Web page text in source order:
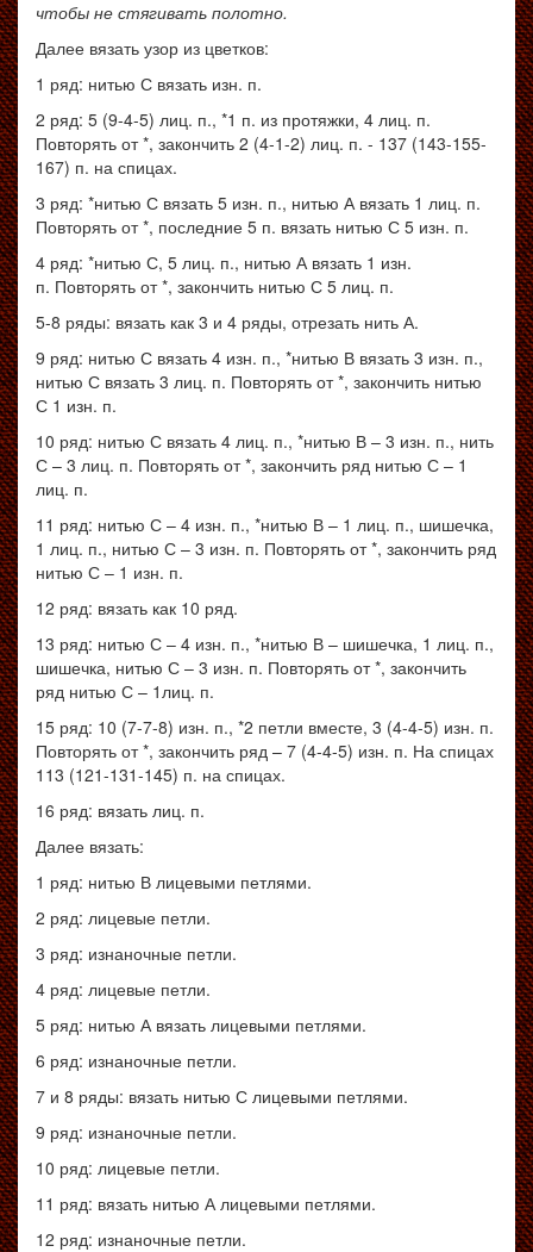
чтобы не стягивать полотно.
Далее вязать узор из цветков:
1 ряд: нитью С вязать изн. п.
2 ряд: 5 (9-4-5) лиц. п., *1 п. из протяжки, 4 лиц. п.
Повторять от *, закончить 2 (4-1-2) лиц. п. - 137 (143-155-
167) п. на спицах.
3 ряд: *нитью С вязать 5 изн. п., нитью А вязать 1 лиц. п.
Повторять от *, последние 5 п. вязать нитью С 5 изн. п.
4 ряд: *нитью С, 5 лиц. п., нитью А вязать 1 изн.
п. Повторять от *, закончить нитью С 5 лиц. п.
5-8 ряды: вязать как 3 и 4 ряды, отрезать нить А.
9 ряд: нитью С вязать 4 изн. п., *нитью В вязать 3 изн. п.,
нитью С вязать 3 лиц. п. Повторять от *, закончить нитью
С 1 изн. п.
10 ряд: нитью С вязать 4 лиц. п., *нитью В – 3 изн. п., нить
С – 3 лиц. п. Повторять от *, закончить ряд нитью С – 1
лиц. п.
11 ряд: нитью С – 4 изн. п., *нитью В – 1 лиц. п., шишечка,
1 лиц. п., нитью С – 3 изн. п. Повторять от *, закончить ряд
нитью С – 1 изн. п.
12 ряд: вязать как 10 ряд.
13 ряд: нитью С – 4 изн. п., *нитью В – шишечка, 1 лиц. п.,
шишечка, нитью С – 3 изн. п. Повторять от*, закончить
ряд нитью С – 1лиц. п.
15 ряд: 10 (7-7-8) изн. п., *2 петли вместе, 3 (4-4-5) изн. п.
Повторять от *, закончить ряд – 7 (4-4-5) изн. п. На спицах
113 (121-131-145) п. на спицах.
16 ряд: вязать лиц. п.
Далее вязать:
1 ряд: нитью В лицевыми петлями.
2 ряд: лицевые петли.
3 ряд: изнаночные петли.
4 ряд: лицевые петли.
5 ряд: нитью А вязать лицевыми петлями.
6 ряд: изнаночные петли.
7 и 8 ряды: вязать нитью С лицевыми петлями.
9 ряд: изнаночные петли.
10 ряд: лицевые петли.
11 ряд: вязать нитью А лицевыми петлями.
12 ряд: изнаночные петли.